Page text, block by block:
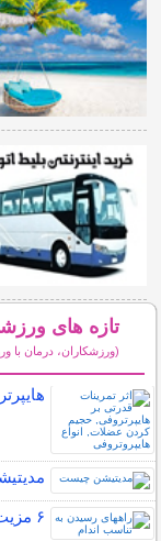
تازه های
(ورزشکاران، درمان با
۶ مزیت باورنکردنی طناب زدن، برای بدن!